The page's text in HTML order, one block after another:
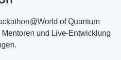
of Quantum
und Live-Entwicklung